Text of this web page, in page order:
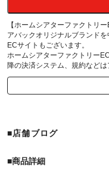
【ホームシアターファクトリ
アバックオリジナルブランド
ECサイトもございます。
ホームシアターファクトリー
降の決済システム、規約などは
■店舗ブログ
■︎商品詳細